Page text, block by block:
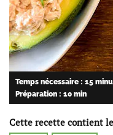
Temps nécessaire : 15
Préparation : 10 min
Cette recette contient